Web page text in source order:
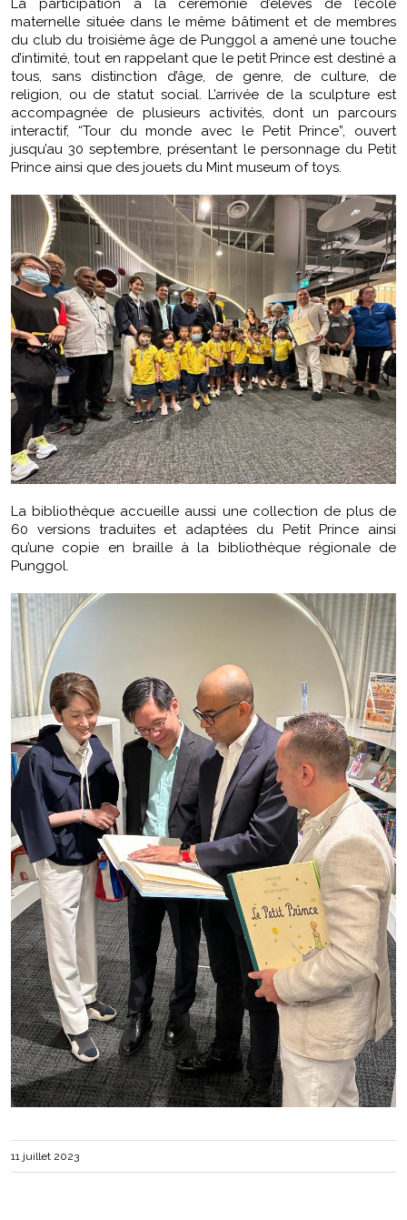
La participation à la cérémonie d’élèves de l’école
maternelle située dans le même bâtiment et de membres
du club du troisième âge de Punggol a amené une touche
d’intimité, tout en rappelant que le petit Prince est destiné a
tous, sans distinction d’âge, de genre, de culture, de
religion, ou de statut social. L’arrivée de la sculpture est
accompagnée de plusieurs activités, dont un parcours
interactif, “Tour du monde avec le Petit Prince”, ouvert
jusqu’au 30 septembre, présentant le personnage du Petit
Prince ainsi que des jouets du Mint museum of toys.
La bibliothèque accueille aussi une collection de plus de
60 versions traduites et adaptées du Petit Prince ainsi
qu’une copie en braille à la bibliothèque régionale de
Punggol.
11 juillet 2023